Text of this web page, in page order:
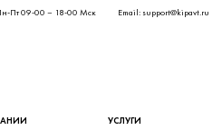
Пт 09-00 – 18-00 Мск Email: support@kipavt.ru
УСЛУГИ